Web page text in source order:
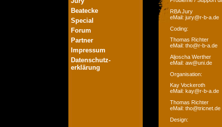
Beatecke
Special
Forum
Partner
Impressum
Datenschutz-
erklärung
RBA Jury
eMail: jury@r-b-a.de
Coding:
Thomas Richter
eMail: tho@r-b-a.de
Aljoscha Werther
eMail: aw@uni.de
Organisation:
Kay Vockeroth
eMail: kay@r-b-a.de
Thomas Richter
eMail: tho@tricnet.de
Design: